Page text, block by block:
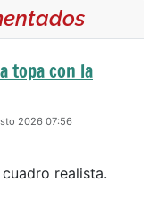
topa con la
2026 07:56
realista.